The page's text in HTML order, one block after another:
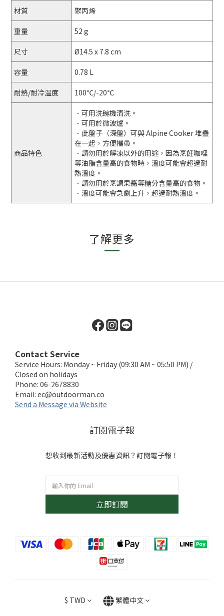
材質 聚丙烯
重量 52 g
尺寸 Ø14.5 x 7.8 cm
容量 0.78 L
耐熱/耐冷温度 100℃/-20℃
商品特色
．可用洗碗機清洗。
．可用於微波爐。
．此盤子（深盤）可與 Alpine Cooker 堆疊
在一起，方便攜帶。
．請勿用於解凍以外的用途，因為烹飪咖哩
等油脂含量高的食物時，溫度可能會超過耐
熱溫度。
．請勿用於烹調果醬等糖分含量高的食物。
．溫度可能會急劇上升，超過耐熱溫度。
了解更多
Contact Service
Service Hours: Monday ~ Friday (09:30 AM ~ 05:50 PM) /
Closed on holidays
Phone: 06-2678830
Email: ec@outdoorman.co
Send a Message via Website
訂閱電子報
想收到最新活動及優惠資訊？訂閱電子報！
立即訂閱
$ TWD 繁體中文